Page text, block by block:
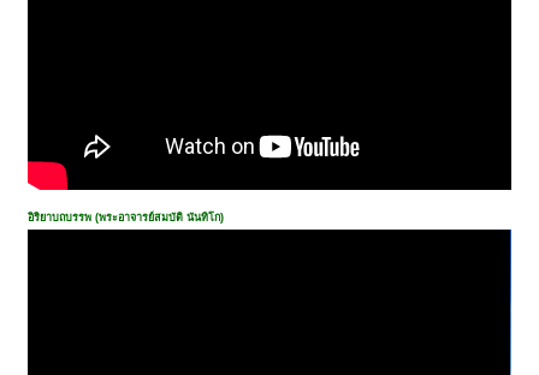
อิริยาบถบรรพ (พระอาจารย์สมบัติ นันทิโก)